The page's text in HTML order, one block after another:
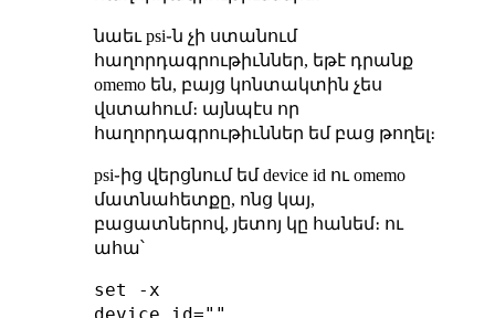
նաեւ psi֊ն չի ստանում
հաղորդագրութիւններ, եթէ դրանք
omemo են, բայց կոնտակտին չես
վստահում։ այնպէս որ
հաղորդագրութիւններ եմ բաց թողել։
psi֊ից վերցնում եմ device id ու omemo
մատնահետքը, ոնց կայ,
բացատներով, յետոյ կը հանեմ։ ու
ահա՝
set -x
device_id=""